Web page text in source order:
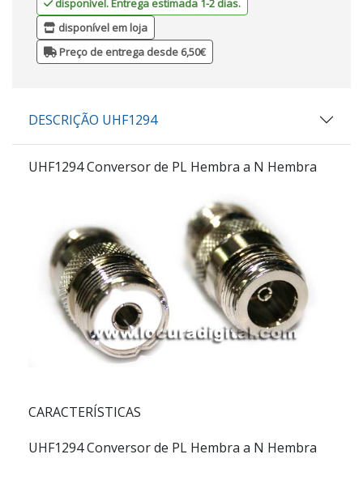
disponível em loja
Preço de entrega desde 6,50€
DESCRIÇÃO UHF1294
UHF1294 Conversor de PL Hembra a N Hembra
CARACTERÍSTICAS
UHF1294 Conversor de PL Hembra a N Hembra